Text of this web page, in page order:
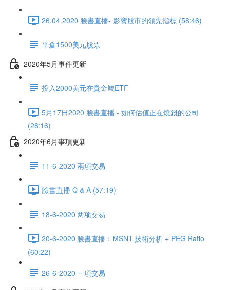
26.04.2020 臉書直播- 影響股市的領先指標 (58:46)
平倉1500美元股票
2020年5月事件更新
投入2000美元在貴金屬ETF
5月17日2020 臉書直播 - 如何估值正在燒錢的公司
(28:16)
2020年6月事項更新
11-6-2020 兩項交易
臉書直播 Q & A (57:19)
18-6-2020 两项交易
20-6-2020 臉書直播：MSNT 技術分析 + PEG Ratio
(60:22)
26-6-2020 一項交易